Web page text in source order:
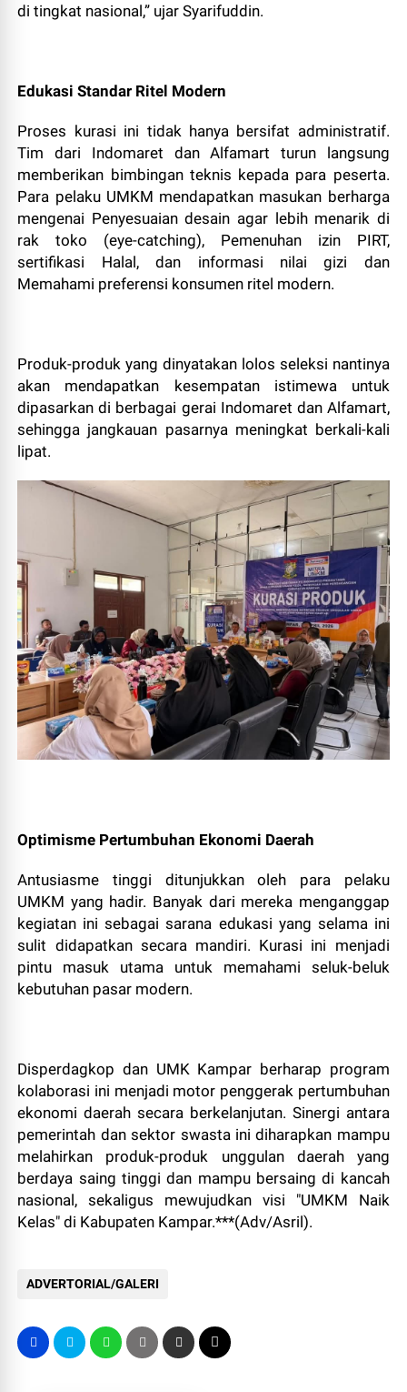
di tingkat nasional,” ujar Syarifuddin.
Edukasi Standar Ritel Modern
Proses kurasi ini tidak hanya bersifat administratif.
Tim dari Indomaret dan Alfamart turun langsung
memberikan bimbingan teknis kepada para peserta.
Para pelaku UMKM mendapatkan masukan berharga
mengenai Penyesuaian desain agar lebih menarik di
rak toko (eye-catching), Pemenuhan izin PIRT,
sertifikasi Halal, dan informasi nilai gizi dan
Memahami preferensi konsumen ritel modern.
Produk-produk yang dinyatakan lolos seleksi nantinya
akan mendapatkan kesempatan istimewa untuk
dipasarkan di berbagai gerai Indomaret dan Alfamart,
sehingga jangkauan pasarnya meningkat berkali-kali
lipat.
Optimisme Pertumbuhan Ekonomi Daerah
Antusiasme tinggi ditunjukkan oleh para pelaku
UMKM yang hadir. Banyak dari mereka menganggap
kegiatan ini sebagai sarana edukasi yang selama ini
sulit didapatkan secara mandiri. Kurasi ini menjadi
pintu masuk utama untuk memahami seluk-beluk
kebutuhan pasar modern.
Disperdagkop dan UMK Kampar berharap program
kolaborasi ini menjadi motor penggerak pertumbuhan
ekonomi daerah secara berkelanjutan. Sinergi antara
pemerintah dan sektor swasta ini diharapkan mampu
melahirkan produk-produk unggulan daerah yang
berdaya saing tinggi dan mampu bersaing di kancah
nasional, sekaligus mewujudkan visi "UMKM Naik
Kelas" di Kabupaten Kampar.***(Adv/Asril).
ADVERTORIAL/GALERI